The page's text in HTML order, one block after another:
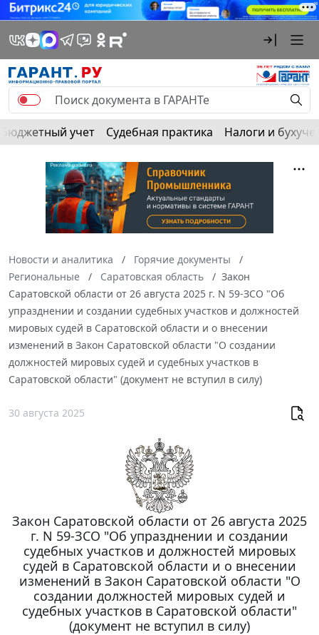
Бюджетный учет Судебная практика Налоги и
Новости и аналитика
Горячие документы
Региональные
Саратовская область
Закон
Саратовской области от 26 августа 2025 г. N 59-ЗСО "Об
упразднении и создании судебных участков и должностей
мировых судей в Саратовской области и о внесении
изменений в Закон Саратовской области "О создании
должностей мировых судей и судебных участков в
Саратовской области" (документ не вступил в силу)
30 августа 2025
Закон Саратовской области от 26 августа 2025
г. N 59-ЗСО "Об упразднении и создании
судебных участков и должностей мировых
судей в Саратовской области и о внесении
изменений в Закон Саратовской области "О
создании должностей мировых судей и
судебных участков в Саратовской области"
(документ не вступил в силу)